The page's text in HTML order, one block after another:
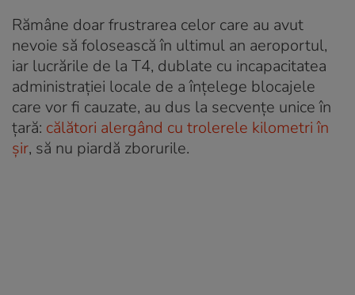
Rămâne doar frustrarea celor care au avut
nevoie să folosească în ultimul an aeroportul,
iar lucrările de la T4, dublate cu incapacitatea
administrației locale de a înțelege blocajele
care vor fi cauzate, au dus la secvențe unice în
țară: călători alergând cu trolerele kilometri în
șir, să nu piardă zborurile.